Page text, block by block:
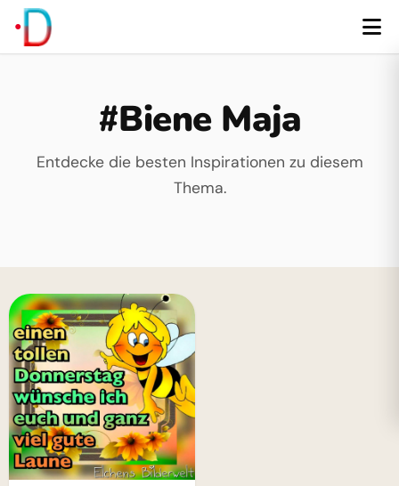
#Biene Maja
Entdecke die besten Inspirationen zu diesem
Thema.